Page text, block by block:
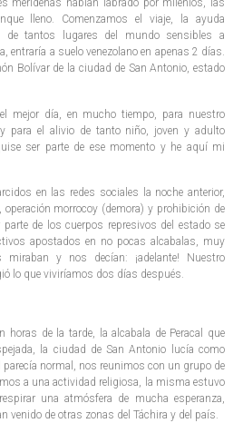
merideñas habían labrado por milenios, las
lleno. Comenzamos el viaje, la ayuda
de tantos lugares del mundo sensibles a
entraría a suelo venezolano en apenas 2 días.
Bolívar de la ciudad de San Antonio, estado
mejor día, en mucho tiempo, para nuestro
para el alivio de tanto niño, joven y adulto
ser parte de ese momento y he aquí mi
en las redes sociales la noche anterior,
operación morrocoy (demora) y prohibición de
de los cuerpos represivos del estado se
apostados en no pocas alcabalas, muy
y nos decían: ¡adelante! Nuestro
lo que viviríamos dos días después.
horas de la tarde, la alcabala de Peracal que
la ciudad de San Antonio lucía como
normal, nos reunimos con un grupo de
a una actividad religiosa, la misma estuvo
una atmósfera de mucha esperanza,
venido de otras zonas del Táchira y del país.